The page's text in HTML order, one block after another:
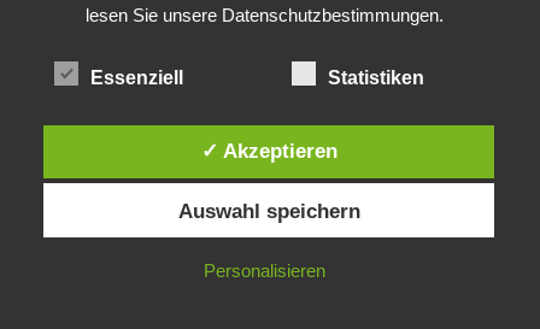
419 er Scam (deutsch)
Diese Website verwendet Cookies. Durch die weitere Nutzung dieser
Website stimmst du der Verwendung von Cookies zu.
IN ORDNUNG
lesen Sie unsere Datenschutzbestimmungen.
Essenziell Statistiken
✓ Akzeptieren
Auswahl speichern
Personalisieren